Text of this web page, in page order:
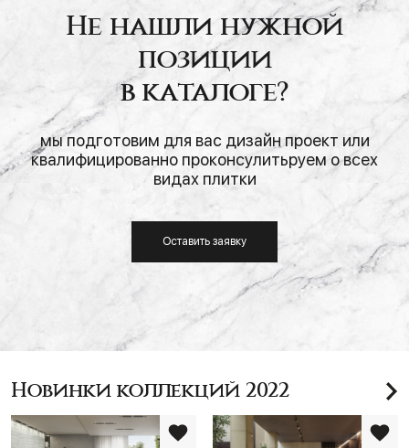
Не нашли нужной
позиции
в каталоге?
мы подготовим для вас дизайн проект или
квалифицированно проконсулитьруем о всех
видах плитки
Оставить заявку
Новинки коллекций 2022